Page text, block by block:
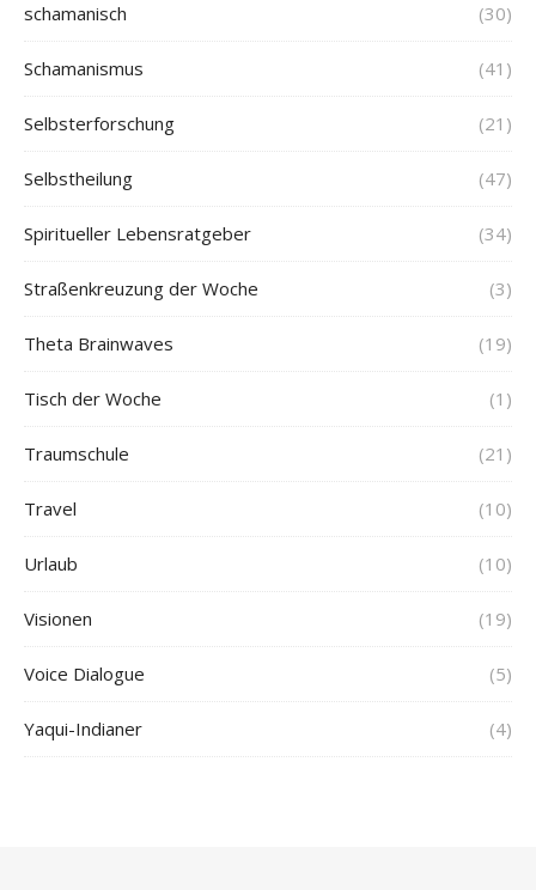
schamanisch (30)
Schamanismus (41)
Selbsterforschung (21)
Selbstheilung (47)
Spiritueller Lebensratgeber (34)
Straßenkreuzung der Woche (3)
Theta Brainwaves (19)
Tisch der Woche (1)
Traumschule (21)
Travel (10)
Urlaub (10)
Visionen (19)
Voice Dialogue (5)
Yaqui-Indianer (4)